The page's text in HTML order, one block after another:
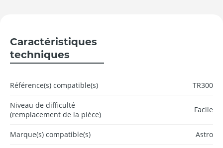
Caractéristiques
techniques
Référence(s) compatible(s) TR300
Niveau de difficulté
(remplacement de la pièce)
Facile
Marque(s) compatible(s) Astro